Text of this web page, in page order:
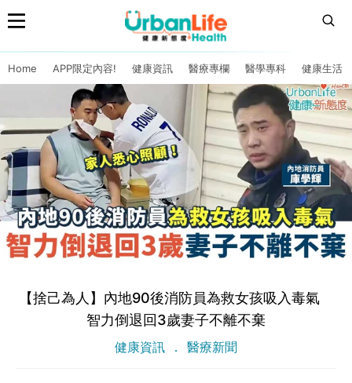
Home APP限定內容! 健康資訊 醫療專欄 醫學專科 健康生活
【捨己為人】內地90後消防員為救女孩吸入毒氣
智力倒退回3歲妻子不離不棄
健康資訊 醫療新聞